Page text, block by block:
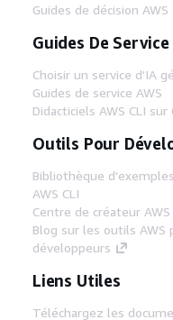
Guides de décision AWS
Guides De Service
Choisir un service d'IA
Guides de service AWS
Didacticiels AWS CLI sur
Outils Pour
Bibliothèque
AWS CLI
Centre de créateur AWS
Blog sur les outils AWS
développeurs
Liens Utiles
Téléchargez les